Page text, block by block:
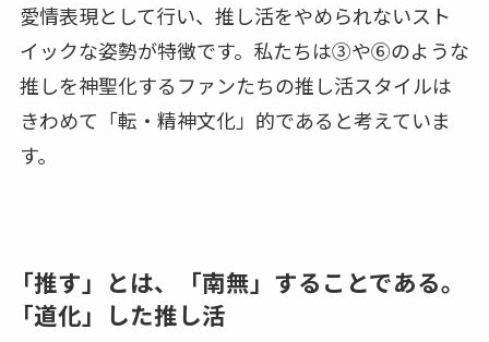
愛情表現として行い、推し活をやめられないスト
イックな姿勢が特徴です。私たちは③や⑥のような
推しを神聖化するファンたちの推し活スタイルは
きわめて「転・精神文化」的であると考えていま
す。
「推す」とは、「南無」することである。
「道化」した推し活